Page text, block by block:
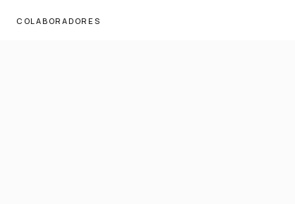
COLABORADORES